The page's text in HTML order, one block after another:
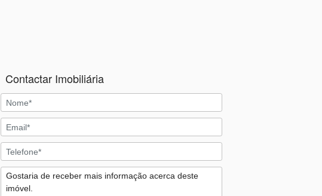
Contactar Imobiliária